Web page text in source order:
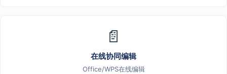
📄
在线协同编辑
Office/WPS在线编辑